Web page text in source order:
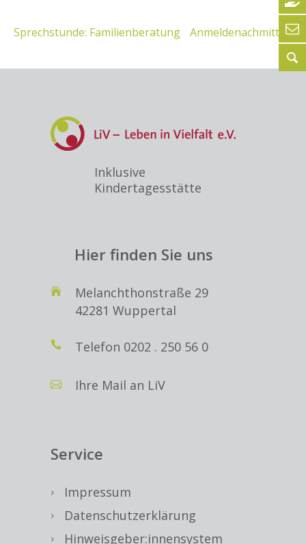
Sprechstunde: Familienberatung Anmeldenachmittag
Inklusive
Kindertagesstätte
Hier finden Sie uns
Melanchthonstraße 29
42281 Wuppertal
Telefon 0202 . 250 56 0
Ihre Mail an LiV
Service
Impressum
Datenschutzerklärung
Hinweisgeber:innensystem